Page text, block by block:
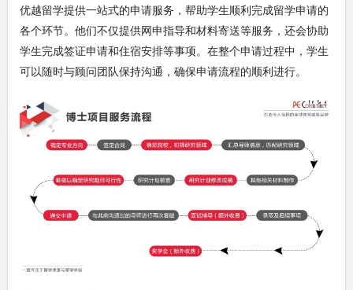
优越留学提供一站式的申请服务，帮助学生顺利完成留学申请的
各个环节。他们不仅提供网申指导和材料寄送等服务，还会协助
学生完成签证申请和住宿安排等事项。在整个申请过程中，学生
可以随时与顾问团队保持沟通，确保申请流程的顺利进行。